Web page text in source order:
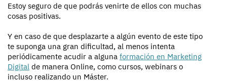
Estoy seguro de que podrás venirte de ellos con muchas
cosas positivas.
Y en caso de que desplazarte a algún evento de este tipo
te suponga una gran dificultad, al menos intenta
periódicamente acudir a alguna formación en Marketing
Digital de manera Online, como cursos, webinars o
incluso realizando un Máster.